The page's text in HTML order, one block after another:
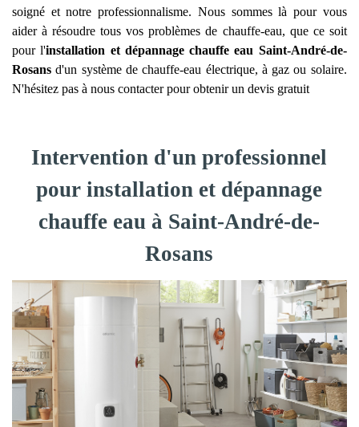
soigné et notre professionnalisme. Nous sommes là pour vous
aider à résoudre tous vos problèmes de chauffe-eau, que ce soit
pour l'installation et dépannage chauffe eau Saint-André-de-
Rosans d'un système de chauffe-eau électrique, à gaz ou solaire.
N'hésitez pas à nous contacter pour obtenir un devis gratuit
Intervention d'un professionnel
pour installation et dépannage
chauffe eau à Saint-André-de-
Rosans